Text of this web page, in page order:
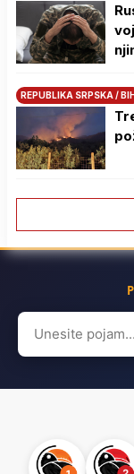
REPUBLIKA SRPSKA /
Search
for: